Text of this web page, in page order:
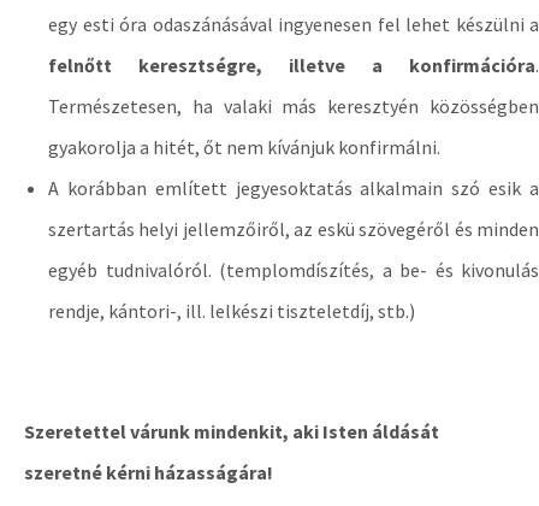
egy esti óra odaszánásával ingyenesen fel lehet készülni a
felnőtt keresztségre, illetve a konfirmációra.
Természetesen, ha valaki más keresztyén közösségben
gyakorolja a hitét, őt nem kívánjuk konfirmálni.
A korábban említett jegyesoktatás alkalmain szó esik a
szertartás helyi jellemzőiről, az eskü szövegéről és minden
egyéb tudnivalóról. (templomdíszítés, a be- és kivonulás
rendje, kántori-, ill. lelkészi tiszteletdíj, stb.)
Szeretettel várunk mindenkit, aki Isten áldását
szeretné kérni házasságára!